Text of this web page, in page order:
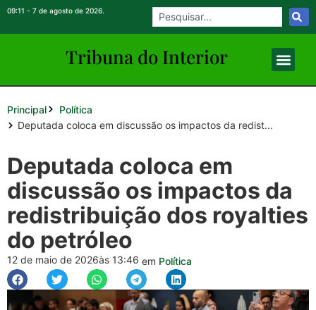
09:11 - 7 de agosto de 2026.
Tribuna do Interior
Principal
Política
Deputada coloca em discussão os impactos da redist...
Deputada coloca em
discussão os impactos da
redistribuição dos royalties
do petróleo
12 de maio de 2026às 13:46 em Política